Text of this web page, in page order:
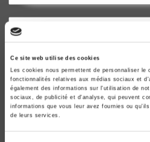
Ce site web utilise des cookies
Les cookies nous permettent de personnaliser le
fonctionnalités relatives aux médias sociaux et
également des informations sur l'utilisation de
sociaux, de publicité et d'analyse, qui peuvent
informations que vous leur avez fournies ou
de leurs services.